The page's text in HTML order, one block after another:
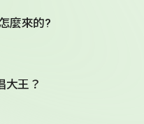
麼來的?
大王？